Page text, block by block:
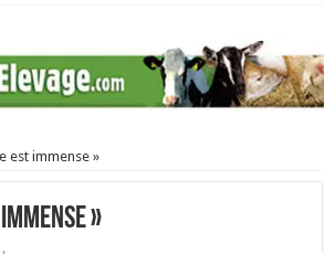
concrètes pour protéger son troupeau ?
caprine quotidienne
confirme son rebond
est immense »
»